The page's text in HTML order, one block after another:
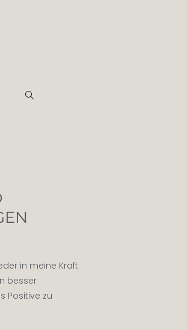
in meine Kraft
besser
Positive zu